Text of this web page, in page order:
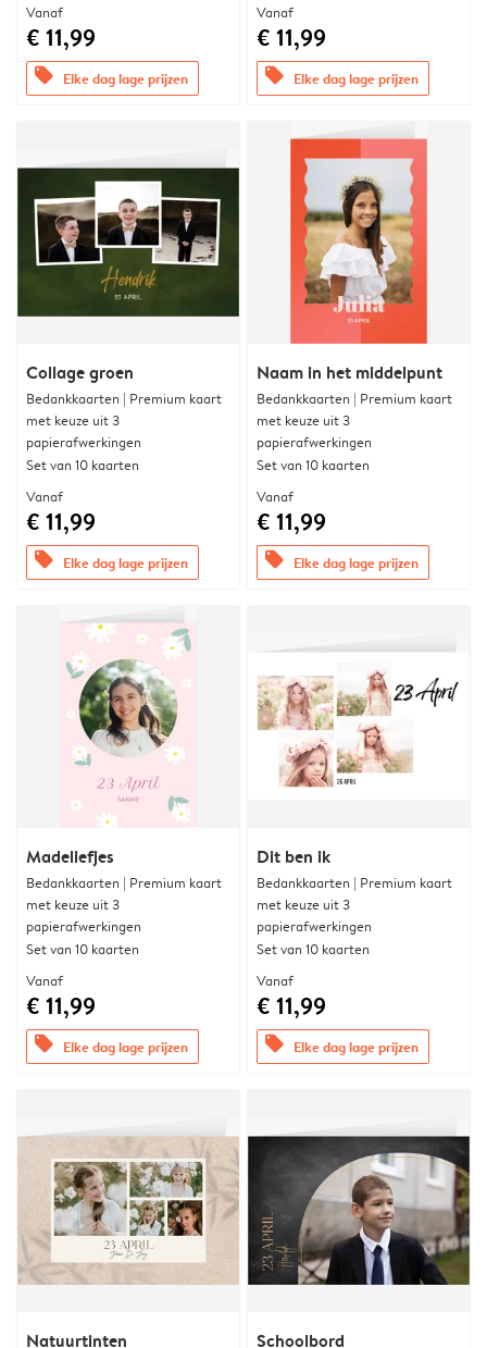
Vanaf
€ 11,99
offers Elke dag lage prijzen
Vanaf
€ 11,99
offers Elke dag lage prijzen
Collage groen
Bedankkaarten | Premium kaart
met keuze uit 3
papierafwerkingen
Set van 10 kaarten
Vanaf
€ 11,99
offers Elke dag lage prijzen
Naam in het middelpunt
Bedankkaarten | Premium kaart
met keuze uit 3
papierafwerkingen
Set van 10 kaarten
Vanaf
€ 11,99
offers Elke dag lage prijzen
Madeliefjes
Bedankkaarten | Premium kaart
met keuze uit 3
papierafwerkingen
Set van 10 kaarten
Vanaf
€ 11,99
offers Elke dag lage prijzen
Dit ben ik
Bedankkaarten | Premium kaart
met keuze uit 3
papierafwerkingen
Set van 10 kaarten
Vanaf
€ 11,99
offers Elke dag lage prijzen
Natuurtinten Schoolbord